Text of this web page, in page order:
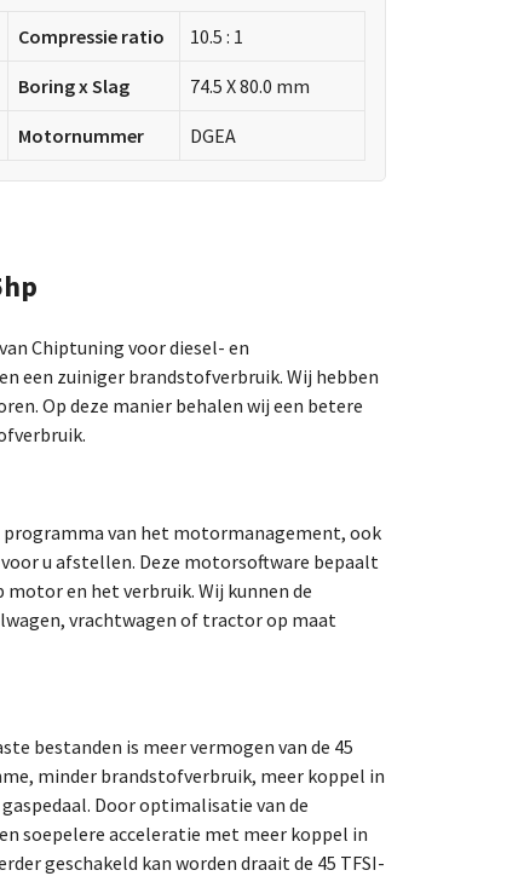
Compressie ratio 10.5 : 1
Boring x Slag 74.5 X 80.0 mm
Motornummer DGEA
Chiptuning voor diesel- en
een zuiniger brandstofverbruik. Wij hebben
Op deze manier behalen wij een betere
van het motormanagement, ook
u afstellen. Deze motorsoftware bepaalt
motor en het verbruik. Wij kunnen de
vrachtwagen of tractor op maat
bestanden is meer vermogen van de 45
minder brandstofverbruik, meer koppel in
Door optimalisatie van de
soepelere acceleratie met meer koppel in
geschakeld kan worden draait de 45 TFSI-